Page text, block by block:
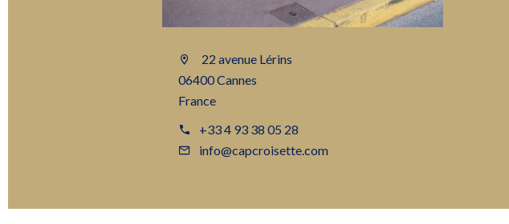
22 avenue Lérins
06400 Cannes
France
+33 4 93 38 05 28
info@capcroisette.com